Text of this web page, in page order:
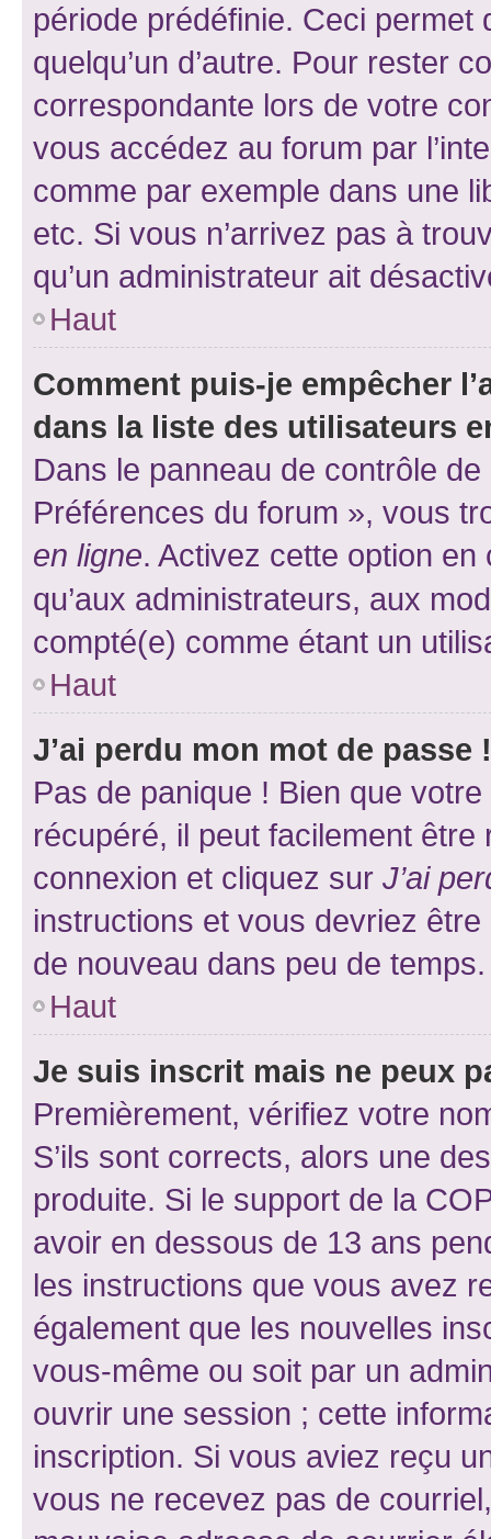
période prédéfinie. Ceci permet
quelqu’un d’autre. Pour rester
correspondante lors de votre
vous accédez au forum par
comme par exemple dans une
etc. Si vous n’arrivez pas à
qu’un administrateur ait
Haut
Comment puis-je empêcher
dans la liste des utilisateurs
Dans le panneau de contrôle
Préférences du forum », vous
en ligne. Activez cette option
qu’aux administrateurs, aux
compté(e) comme étant un
Haut
J’ai perdu mon mot de passe !
Pas de panique ! Bien que
récupéré, il peut facilement
connexion et cliquez sur J’ai
instructions et vous devriez
de nouveau dans peu de temps.
Haut
Je suis inscrit mais ne peux
Premièrement, vérifiez votre
S’ils sont corrects, alors une
produite. Si le support de la
avoir en dessous de 13 ans
les instructions que vous avez
également que les nouvelles
vous-même ou soit par un
ouvrir une session ; cette
inscription. Si vous aviez reçu
vous ne recevez pas de